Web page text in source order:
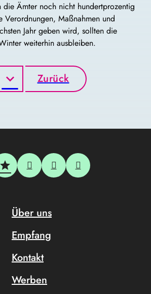
die Ämter noch nicht hundertprozentig
Verordnungen, Maßnahmen und
Jahr geben wird, sollten die
weiterhin ausbleiben.
Zurück
Über uns
Empfang
Kontakt
Werben